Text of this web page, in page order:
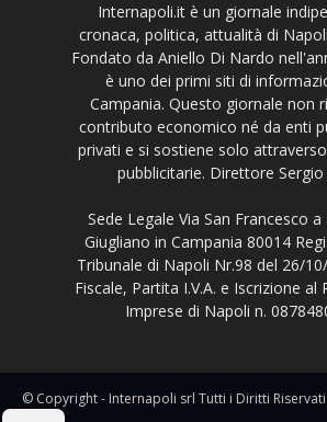
Internapoli.it è un giornale
cronaca, politica, attualità di
Fondato da Aniello Di Nardo
è uno dei primi siti di
Campania. Questo giornale non
contributo economico né da enti
privati e si sostiene solo
pubblicitarie. Direttore Sergio
Sede Legale Via San Francesco
Giugliano in Campania 80014
Tribunale di Napoli Nr.98 del 26/
Fiscale, Partita I.V.A. e Iscrizione al
Imprese di Napoli n.
© Copyright - Internapoli srl Tutti i Diritti Riservati